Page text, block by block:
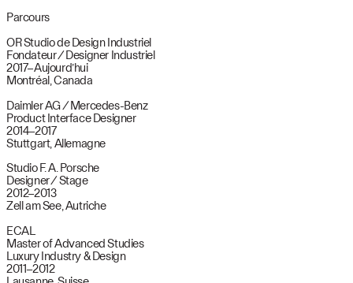
Parcours
OR Studio de Design Industriel
Fondateur / Designer Industriel
2017–Aujourd’hui
Montréal, Canada
Daimler AG / Mercedes-Benz
Product Interface Designer
2014–2017
Stuttgart, Allemagne
Studio F. A. Porsche
Designer / Stage
2012–2013
Zell am See, Autriche
ECAL
Master of Advanced Studies
Luxury Industry & Design
2011–2012